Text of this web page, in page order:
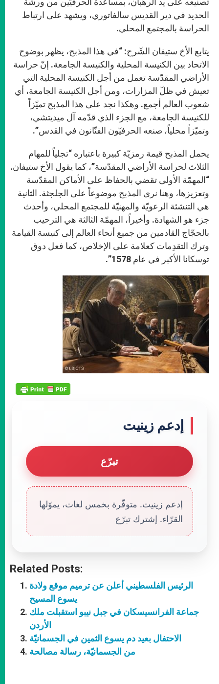
الحديد في دير القديس سالفاتوري، ويشهد على ارتباط
الحراسة بالمجتمع المحلي.
يتابع الأخ ستيفان الشّرح: “في هذا المذبح، يظهر بوضوح
الاتحاد بين الكنيسة المحلية والكنيسة الجامعة. إنّ حراسة
الأراضي المقدّسة تعمل من أجل الكنيسة المحلية التي
تعيش في ظلّ المزارات، ومن أجل الكنيسة الجامعة، أي
شعوب العالم أجمع. وهكذا نجد على هذا المذبح تميّزاً
للكنيسة الجامعة، مع الجزء الذي قدّمه آل ميديتشي،
وتميّزاً محلياً، صنعه الحرفيّون الفنّانون في القدس”.
يحمل المذبح قيمة رمزيّة كبيرة باعتباره “تجلياً للمهام
الثلاث لحراسة الأراضي المقدّسة”، كما يقول الأخ ستيفان.
“المهمّة الأولى تقضي بالحفاظ على الأماكن المقدّسة
وتعزيزها، وهنا نرى المذبح موضوعاً على الجلجثة. الثانية
هي التنشئة الرعويّة والمهنيّة للمجتمع المحلي، وأحدث
جزء هو الشهادة. وأخيراً، المهمّة الثالثة هي الترحيب
بالحجّاج القادمين من جميع أنحاء العالم إلى كنيسة القيامة
وترك التقدِمات كعلامة على الإخلاص، كما فعل دوق
توسكانا الأكبر في عام 1578”.
إدعم زينيت
تبرّع
إدعم زينيت. متوفّرة بخمس لغات، يموّلها
القرّاء. إشترك تبرّع
Related Posts:
الرئيس الفلسطيني أعلن عن ترميم موقع ولادة
يسوع المسيح
جماعة الفرانسيسكان في جبل نيبو استقبلت ملك
الأردن
الاحتفال بعيد دم يسوع الثمين في الجسمانيّة
من الجسمانيّة، رسالة مصالحة